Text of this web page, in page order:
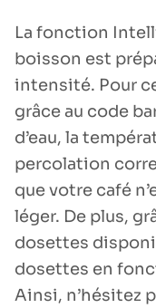
La fonction
boisson est
intensité. Pour
grâce au code
d’eau, la
percolation
que votre café
léger. De plus,
dosettes
dosettes en
Ainsi, n’hésitez